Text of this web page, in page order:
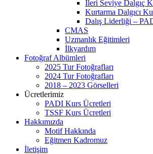
İleri Seviye Dalgıç
Kurtarma Dalgıcı
Dalış Liderliği –
CMAS
Uzmanlık Eğitimleri
İlkyardım
Fotoğraf Albümleri
2025 Tur Fotoğrafları
2024 Tur Fotoğrafları
2018 – 2023 Görselleri
Ücretlerimiz
PADI Kurs Ücretleri
TSSF Kurs Ücretleri
Hakkımızda
Motif Hakkında
Eğitmen Kadromuz
İletişim